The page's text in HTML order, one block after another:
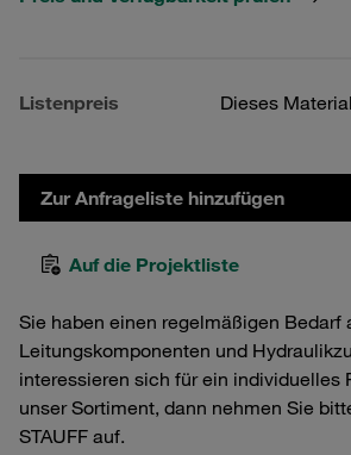
Listenpreis
Dieses
Zur Anfrageliste hinzufügen
Auf die Projektliste
Sie haben einen regelmäßigen Bedarf
Leitungskomponenten und
interessieren sich für ein individuelles
unser Sortiment, dann nehmen Sie
STAUFF auf.